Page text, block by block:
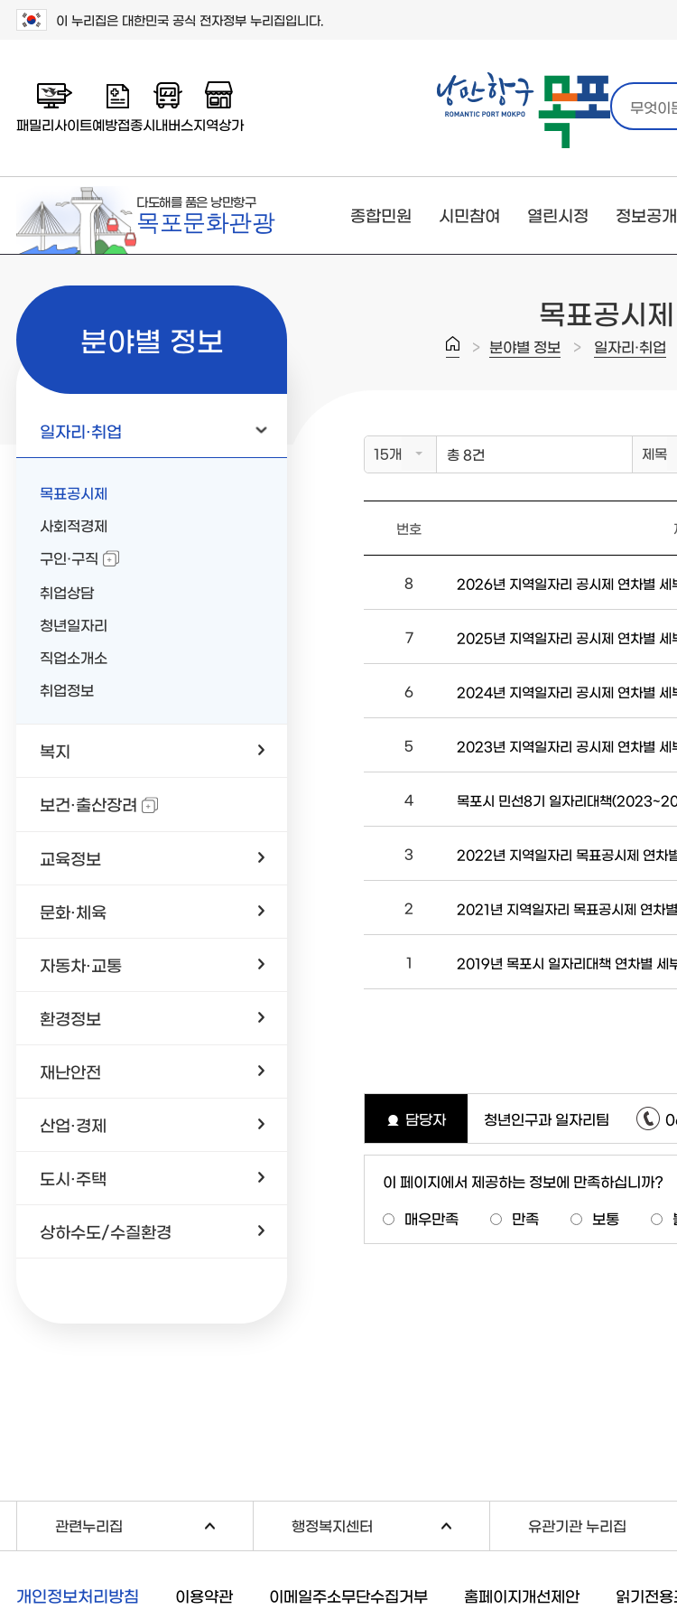
이 누리집은 대한민국 공식 전자정부 누리집입니다.
패밀리사이트예방접종시내버스지역상가
다도해를 품은 낭만항구
목포문화관광 종합민원 시민참여 열린시정 정보공
목표공시제
> 분야별 정보 > 일자리·취업
분야별 정보
일자리·취업
목표공시제
사회적경제
구인·구직
취업상담
청년일자리
직업소개소
취업정보
복지
보건·출산장려
교육정보
문화·체육
자동차·교통
환경정보
재난안전
산업·경제
도시·주택
상하수도/수질환경
15개 총 8건 제목
번호
8 2026년 지역일자리 공시제 연차별 세
7 2025년 지역일자리 공시제 연차별 세
6 2024년 지역일자리 공시제 연차별 세
5 2023년 지역일자리 공시제 연차별 세
4 목포시 민선8기 일자리대책
3 2022년 지역일자리 목표공시제 연차
2 2021년 지역일자리 목표공시제 연차
1 2019년 목포시 일자리대책 연차별 세
담당자 청년인구과 일자리팀
이 페이지에서 제공하는 정보에 만족하십니까?
매우만족 만족 보통
관련누리집 행정복지센터 유관기관 누리집
개인정보처리방침 이용약관 이메일주소무단수집거부 홈페이지개선제안 읽기전